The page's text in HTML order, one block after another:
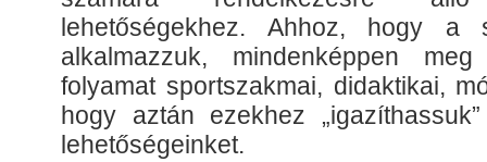
lehetőségekhez. Ahhoz, hogy a
alkalmazzuk, mindenképpen
folyamat sportszakmai, didaktikai,
hogy aztán ezekhez
lehetőségeinket.